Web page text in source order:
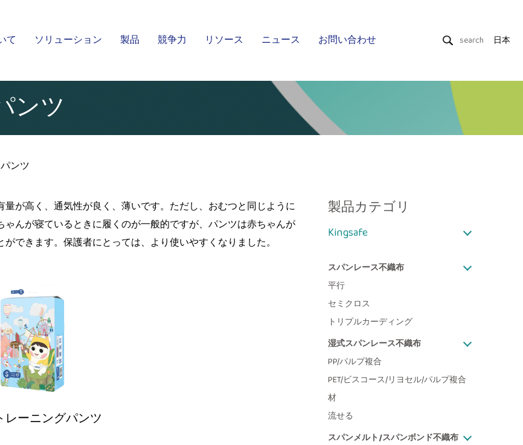
て ソリューション 製品 競争力 リソース ニュース お問い合わせ 日本
ンツ
ンツ
が高く、通気性が良く、薄いです。ただし、おむつと同じように
んが寝ているときに履くのが一般的ですが、パンツは赤ちゃんが
できます。保護者にとっては、より使いやすくなりました。
レーニングパンツ
製品カテゴリ
Kingsafe
スパンレース不織布
平行
セミクロス
トリプルカーディング
湿式スパンレース不織布
PP/パルプ複合
PET/ビスコース/リヨセル/パルプ複合
材
流せる
スパンメルト/スパンボンド不織布